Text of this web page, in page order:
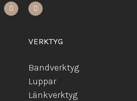
VERKTYG
Bandverktyg
Luppar
Länkverktyg